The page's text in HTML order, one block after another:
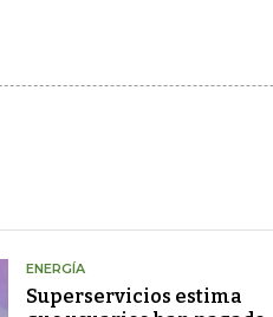
ENERGÍA
Superservicios estima